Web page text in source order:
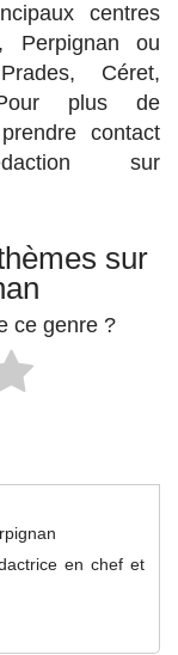
centres
Perpignan ou
Céret,
plus de
contact
sur
sur
ce genre ?
en chef et